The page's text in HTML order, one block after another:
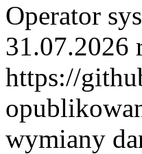
Operator
31.07.2026
https://
wymiany